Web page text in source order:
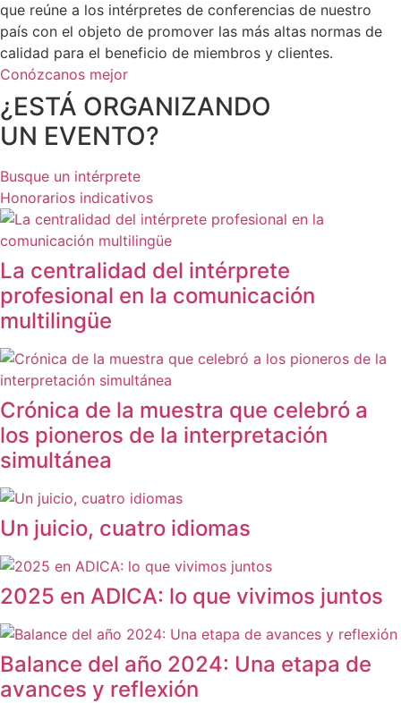
que reúne a los intérpretes de conferencias de nuestro
país con el objeto de promover las más altas normas de
calidad para el beneficio de miembros y clientes.
Conózcanos mejor
¿ESTÁ ORGANIZANDO
UN EVENTO?
Busque un intérprete
Honorarios indicativos
La centralidad del intérprete
profesional en la comunicación
multilingüe
Crónica de la muestra que celebró a
los pioneros de la interpretación
simultánea
Un juicio, cuatro idiomas
2025 en ADICA: lo que vivimos juntos
Balance del año 2024: Una etapa de
avances y reflexión